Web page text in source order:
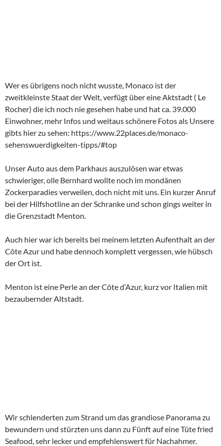
Wer es übrigens noch nicht wusste, Monaco ist der
zweitkleinste Staat der Welt, verfügt über eine Aktstadt ( Le
Rocher) die ich noch nie gesehen habe und hat ca. 39.000
Einwohner, mehr Infos und weitaus schönere Fotos als Unsere
gibts hier zu sehen: https://www.22places.de/monaco-
sehenswuerdigkeiten-tipps/#top
Unser Auto aus dem Parkhaus auszulösen war etwas
schwieriger, olle Bernhard wollte noch im mondänen
Zockerparadies verweilen, doch nicht mit uns. Ein kurzer Anruf
bei der Hilfshotline an der Schranke und schon gings weiter in
die Grenzstadt Menton.
Auch hier war ich bereits bei meinem letzten Aufenthalt an der
Côte Azur und habe dennoch komplett vergessen, wie hübsch
der Ort ist.
Menton ist eine Perle an der Côte d‘Azur, kurz vor Italien mit
bezaubernder Altstadt.
Wir schlenderten zum Strand um das grandiose Panorama zu
bewundern und stürzten uns dann zu Fünft auf eine Tüte fried
Seafood, sehr lecker und empfehlenswert für Nachahmer.